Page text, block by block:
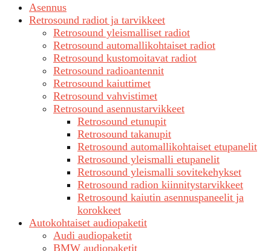
Asennus
Retrosound radiot ja tarvikkeet
Retrosound yleismalliset radiot
Retrosound automallikohtaiset radiot
Retrosound kustomoitavat radiot
Retrosound radioantennit
Retrosound kaiuttimet
Retrosound vahvistimet
Retrosound asennustarvikkeet
Retrosound etunupit
Retrosound takanupit
Retrosound automallikohtaiset etupanelit
Retrosound yleismalli etupanelit
Retrosound yleismalli sovitekehykset
Retrosound radion kiinnitystarvikkeet
Retrosound kaiutin asennuspaneelit ja
korokkeet
Autokohtaiset audiopaketit
Audi audiopaketit
BMW audiopaketit